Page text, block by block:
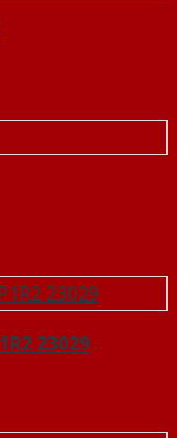
23029